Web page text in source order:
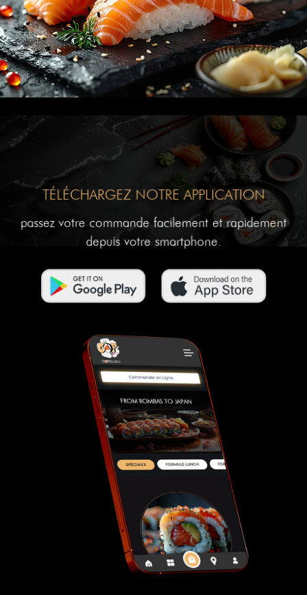
TÉLÉCHARGEZ NOTRE APPLICATION
passez votre commande facilement et rapidement
depuis votre smartphone.